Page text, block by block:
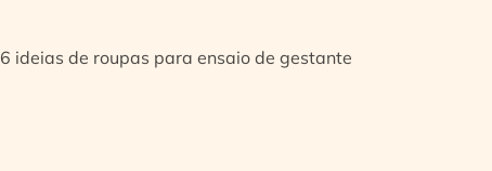
6 ideias de roupas para ensaio de gestante